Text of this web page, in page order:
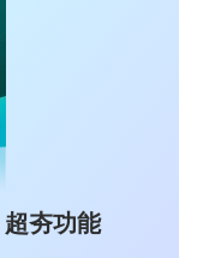
超夯功能